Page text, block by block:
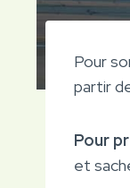
Pour
partir
Pour
et